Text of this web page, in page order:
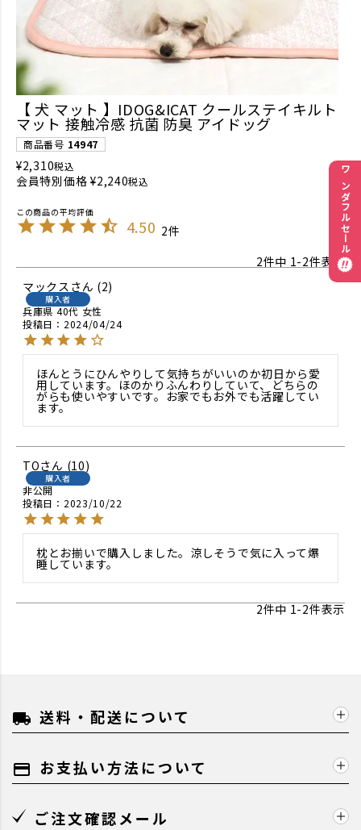
【 犬 マット 】IDOG&ICAT クールステイキルト
マット 接触冷感 抗菌 防臭 アイドッグ
商品番号 14947
¥2,310税込
会員特別価格 ¥2,240税込
4.50 2
2件中 1-2件表示
マックス
2
購入者
兵庫県 40代 女性
投稿日
2024/04/24
ほんとうにひんやりして気持ちがいいのか初日から愛
用しています。ほのかりふんわりしていて、どちらの
がらも使いやすいです。お家でもお外でも活躍してい
ます。
TO 10
購入者
非公開
投稿日
2023/10/22
枕とお揃いで購入しました。涼しそうで気に入って爆
睡しています。
2件中 1-2件表示
local_shipping 送料・配送について
payment お支払い方法について
ご注文確認メール
ワンダフルセール